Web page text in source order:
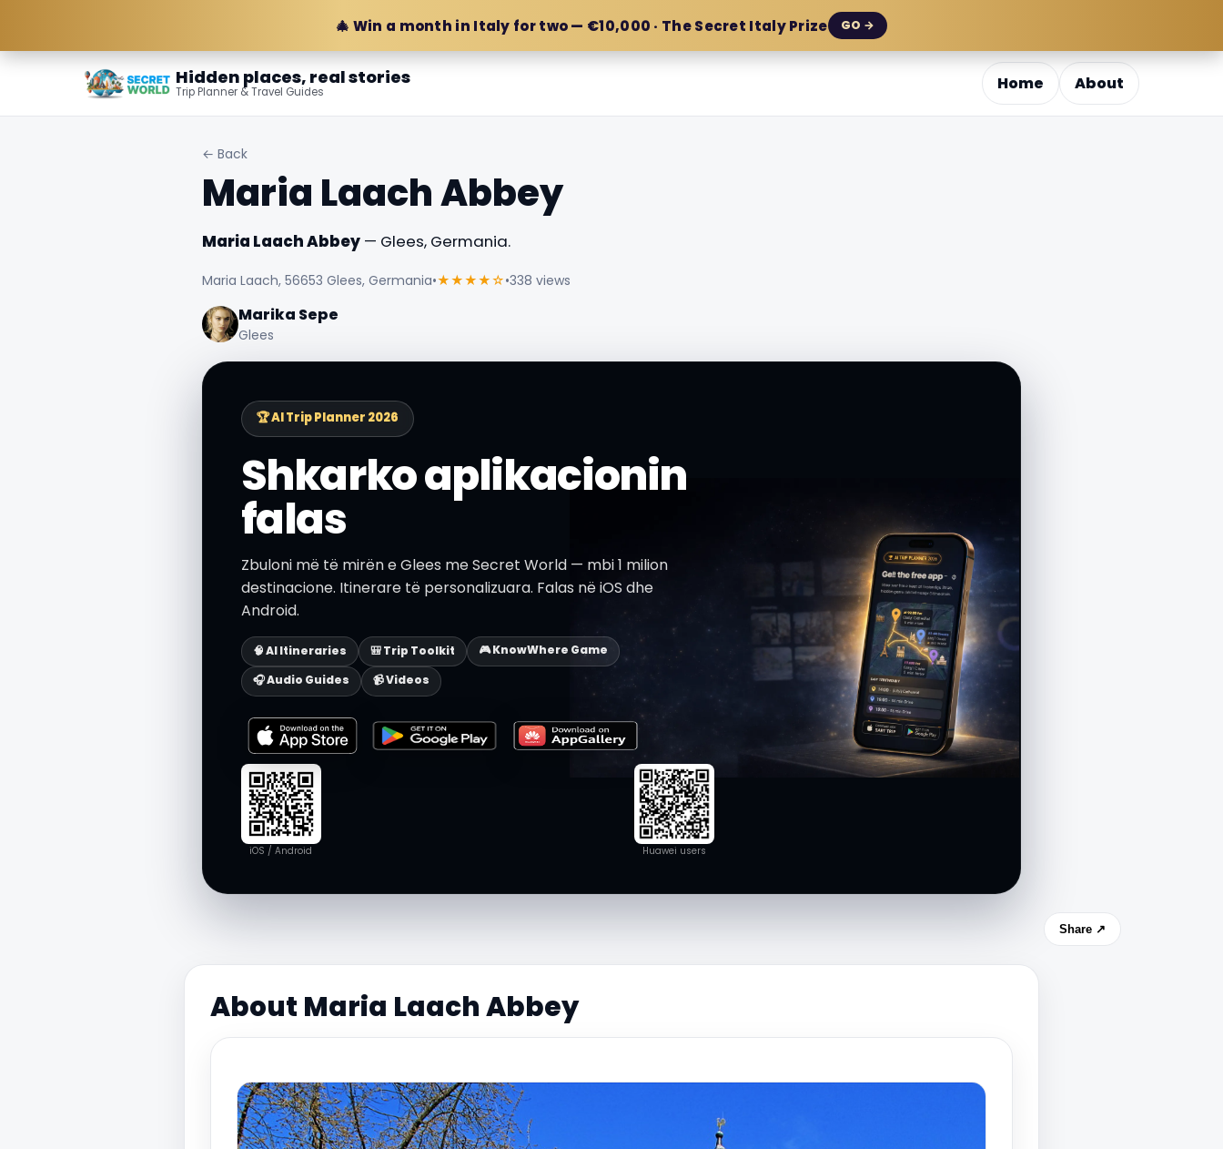
🎄 Win a month in Italy for two — €10,000 · The Secret Italy Prize GO →
Hidden places, real stories
Trip Planner & Travel Guides Home About
← Back
Maria Laach Abbey
Maria Laach Abbey— Glees, Germania.
Maria Laach, 56653 Glees, Germania•★★★★☆•338 views
Marika Sepe
Glees
🏆 AI Trip Planner 2026
Shkarko aplikacionin
falas
Zbuloni më të mirën e Glees me Secret World — mbi 1 milion
destinacione. Itinerare të personalizuara. Falas në iOS dhe
Android.
🧠 AI Itineraries 🎒 Trip Toolkit
🎮 KnowWhere Game
🎧 Audio Guides
📹 Videos
iOS / Android Huawei users
Share ↗
About Maria Laach Abbey